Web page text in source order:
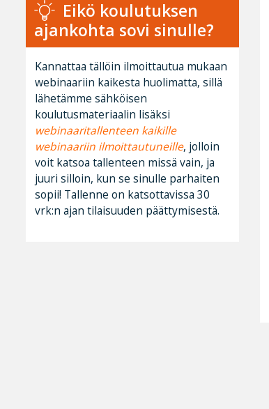
Eikö koulutuksen
ajankohta sovi sinulle?
Kannattaa tällöin ilmoittautua mukaan
webinaariin kaikesta huolimatta, sillä
lähetämme sähköisen
koulutusmateriaalin lisäksi
webinaaritallenteen kaikille
webinaariin ilmoittautuneille, jolloin
voit katsoa tallenteen missä vain, ja
juuri silloin, kun se sinulle parhaiten
sopii! Tallenne on katsottavissa 30
vrk:n ajan tilaisuuden päättymisestä.